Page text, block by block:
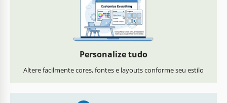
Personalize tudo
Altere facilmente cores, fontes e layouts conforme seu estilo